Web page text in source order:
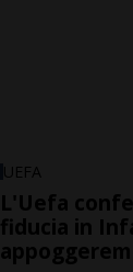
UEFA
L'Uefa
fiducia in